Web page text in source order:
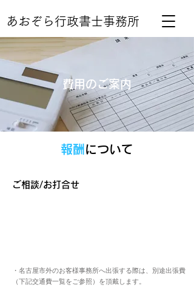
あおぞら行政書士事務所
​費用のご案内
​報酬 について
ご相談/​お打合せ
・名古屋市外のお客様事務所へ出張する際は、別途出張費
（下記交通費一覧をご参照）を頂戴します。